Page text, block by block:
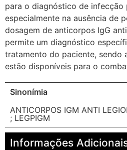
para o diagnóstico de infecção
especialmente na ausência de
dosagem de anticorpos IgG
permite um diagnóstico
tratamento do paciente, sendo
estão disponíveis para o
Sinonímia
ANTICORPOS IGM ANTI
; LEGPIGM
Informações